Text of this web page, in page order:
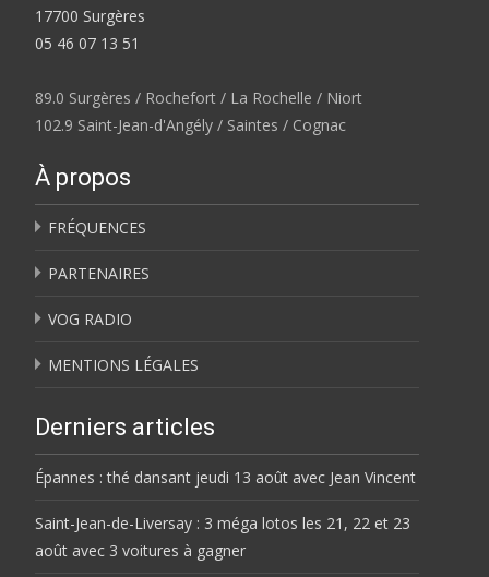
17700 Surgères
05 46 07 13 51
89.0 Surgères / Rochefort / La Rochelle / Niort
102.9 Saint-Jean-d'Angély / Saintes / Cognac
À propos
FRÉQUENCES
PARTENAIRES
VOG RADIO
MENTIONS LÉGALES
Derniers articles
Épannes : thé dansant jeudi 13 août avec Jean Vincent
Saint-Jean-de-Liversay : 3 méga lotos les 21, 22 et 23
août avec 3 voitures à gagner